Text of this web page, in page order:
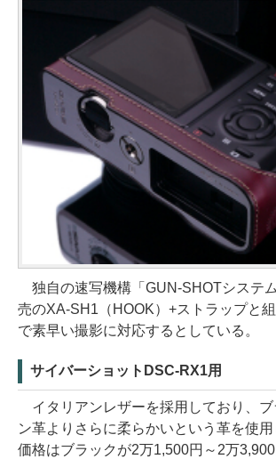
独自の速写機構「GUN-SHOTシステ
売のXA-SH1（HOOK）+ストラップと
で素早い撮影に対応するとしている。
サイバーショットDSC-RX1用
イタリアンレザーを採用しており、ブ
ン革よりさらに柔らかいという革を使
価格はブラックが2万1,500円～2万